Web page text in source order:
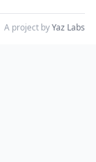
A project byYaz Labs